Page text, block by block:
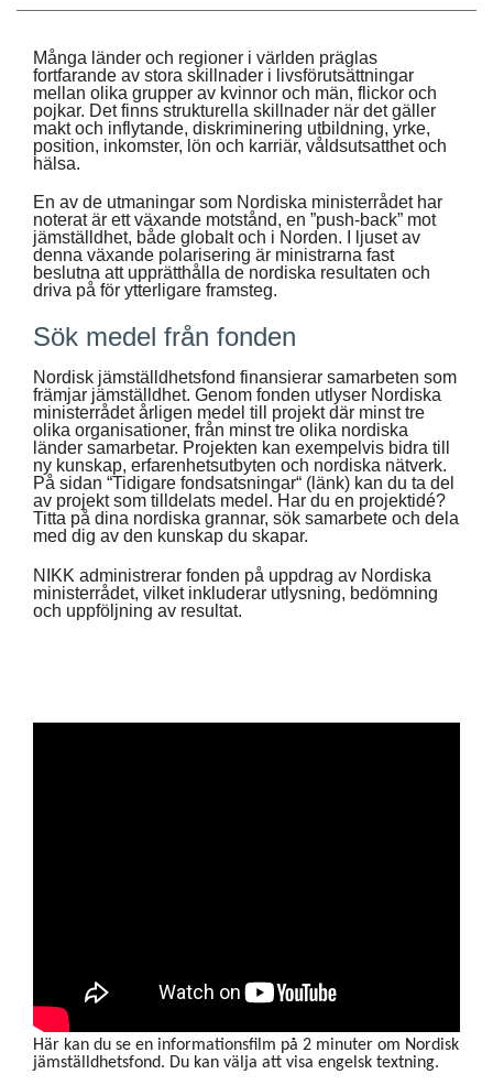
Íslenska
Många länder och regioner i världen präglas
fortfarande av stora skillnader i livsförutsättningar
mellan olika grupper av kvinnor och män, flickor och
pojkar. Det finns strukturella skillnader när det gäller
makt och inflytande, diskriminering utbildning, yrke,
position, inkomster, lön och karriär, våldsutsatthet och
hälsa.
En av de utmaningar som Nordiska ministerrådet har
noterat är ett växande motstånd, en ”push-back” mot
jämställdhet, både globalt och i Norden. I ljuset av
denna växande polarisering är ministrarna fast
beslutna att upprätthålla de nordiska resultaten och
driva på för ytterligare framsteg.
Sök medel från fonden
Nordisk jämställdhetsfond finansierar samarbeten som
främjar jämställdhet. Genom fonden utlyser Nordiska
ministerrådet årligen medel till projekt där minst tre
olika organisationer, från minst tre olika nordiska
länder samarbetar. Projekten kan exempelvis bidra till
ny kunskap, erfarenhetsutbyten och nordiska nätverk.
På sidan “Tidigare fondsatsningar“ (länk) kan du ta del
av projekt som tilldelats medel. Har du en projektidé?
Titta på dina nordiska grannar, sök samarbete och dela
med dig av den kunskap du skapar.
NIKK administrerar fonden på uppdrag av Nordiska
ministerrådet, vilket inkluderar utlysning, bedömning
och uppföljning av resultat.
Här kan du se en informationsfilm på 2 minuter om Nordisk
jämställdhetsfond. Du kan välja att visa engelsk textning.